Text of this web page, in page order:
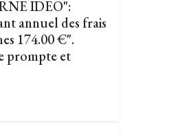
IDEO":
annuel des frais
174.00 €".
prompte et